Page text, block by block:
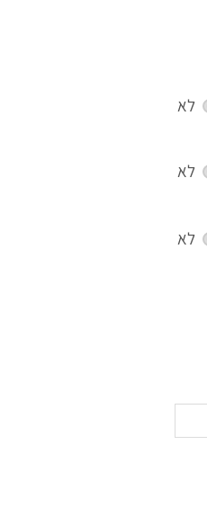
לא
לא
לא